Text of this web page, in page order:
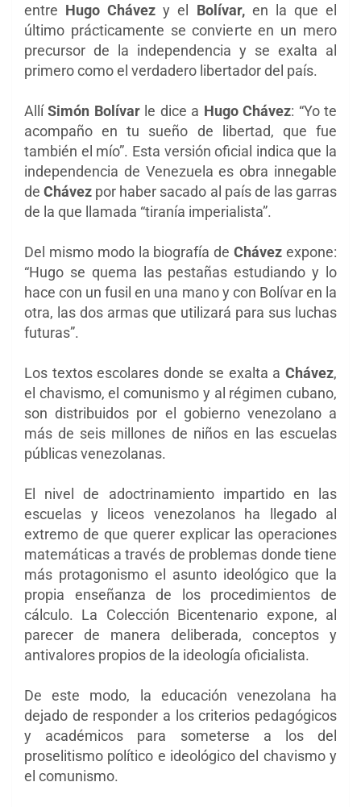
entre Hugo Chávez y el Bolívar,en la que el
último prácticamente se convierte en un mero
precursor de la independencia y se exalta al
primero como el verdadero libertador del país.
AllíSimón Bolívarle dice a Hugo Chávez: “Yo te
acompaño en tu sueño de libertad, que fue
también el mío”. Esta versión oficial indica que la
independencia de Venezuela es obra innegable
deChávez por haber sacado al país de las garras
de la que llamada “tiranía imperialista”.
Del mismo modo la biografía deChávez expone:
“Hugo se quema las pestañas estudiando y lo
hace con un fusil en una mano y con Bolívar en la
otra, las dos armas que utilizará para sus luchas
futuras”.
Los textos escolares donde se exalta a Chávez,
el chavismo, el comunismo y al régimen cubano,
son distribuidos por el gobierno venezolano a
más de seis millones de niños en las escuelas
públicas venezolanas.
El nivel de adoctrinamiento impartido en las
escuelas y liceos venezolanos ha llegado al
extremo de que querer explicar las operaciones
matemáticas a través de problemas donde tiene
más protagonismo el asunto ideológico que la
propia enseñanza de los procedimientos de
cálculo. La Colección Bicentenario expone, al
parecer de manera deliberada, conceptos y
antivalores propios de la ideología oficialista.
De este modo, la educación venezolana ha
dejado de responder a los criterios pedagógicos
y académicos para someterse a los del
proselitismo político e ideológico del chavismo y
el comunismo.